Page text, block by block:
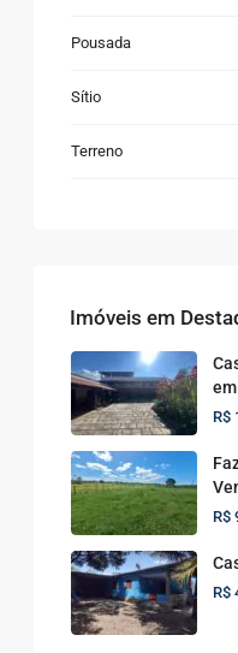
Pousada
Sítio
Terreno
Imóveis em
R$
R$
R$